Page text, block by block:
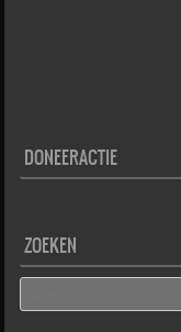
DONEERACTIE
ZOEKEN